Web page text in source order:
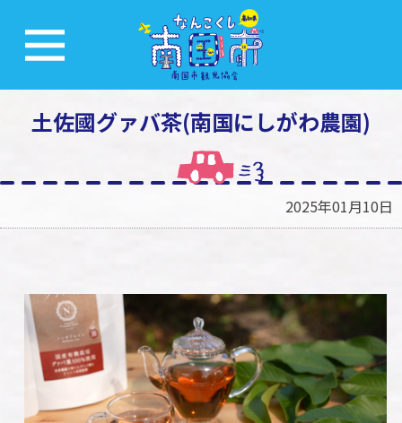
土佐國グァバ茶(南国にしがわ農園)
2025年01月10日